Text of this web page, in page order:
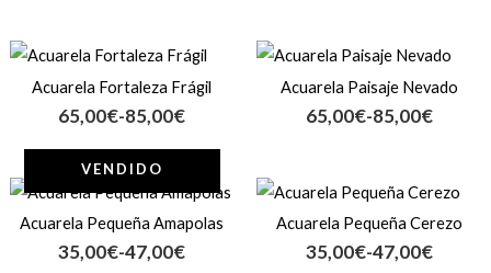
85,00€
85,00€
Acuarela Fortaleza Frágil
65,00€-85,00€
Rango
precios:
desde
65,00€
hasta
85,00€
Acuarela Paisaje Nevado
65,00€-85,00€
Rango
precios:
desde
85,00€
VENDIDO
Acuarela Pequeña Amapolas
35,00€-47,00€
Rango
de
precios:
desde
Acuarela Pequeña Cerezo
35,00€-47,00€
Rango
precios:
desde